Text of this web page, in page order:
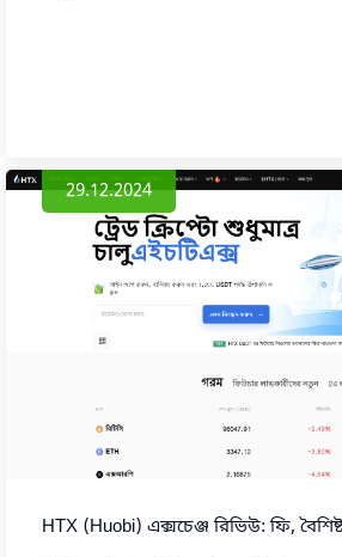
29.12.2024
HTX (Huobi) এক্সচেঞ্জ রিভিউ: ফি,